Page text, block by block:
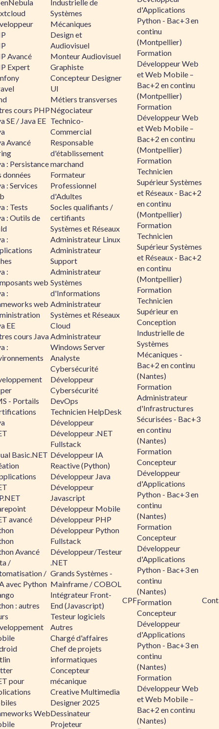
Avancé
Expert
cours PHP
SE / Java EE
Avancé
: Persistance
données
: Services
: Tests
: Outils de
:
:
web
:
web
EE
cours Java
:
- Portails
Basic.NET
avancé
Avancé
/
/
avec Python
: autres
pour
Web
Industrielle de
Systèmes
Mécaniques
Design et
Audiovisuel
Monteur Audiovisuel
Graphiste
Concepteur Designer
UI
Métiers transverses
Négociateur
Technico-
Commercial
Responsable
d'établissement
marchand
Formateur
Professionnel
d'Adultes
Socles qualifiants /
certifiants
Systèmes et Réseaux
Administrateur Linux
Administrateur
Support
Administrateur
Systèmes
d'Informations
Administrateur
Systèmes et Réseaux
Cloud
Administrateur
Windows Server
Analyste
Cybersécurité
Développeur
Cybersécurité
DevOps
Technicien HelpDesk
Développeur
Développeur .NET
Fullstack
Développeur IA
Reactive (Python)
Développeur Java
Développeur
Javascript
Développeur Mobile
Développeur PHP
Développeur Python
Fullstack
Développeur/Testeur
.NET
Grands Systèmes -
Mainframe / COBOL
Intégrateur Front-
End (Javascript)
Testeur logiciels
Autres
Chargé d'affaires
Chef de projets
informatiques
Concepteur
mécanique
Creative Multimedia
Designer 2025
Dessinateur
Projeteur
CPF
d'Applications
Python - Bac+3 en
continu
(Montpellier)
Formation
Développeur Web
et Web Mobile –
Bac+2 en continu
(Montpellier)
Formation
Développeur Web
et Web Mobile –
Bac+2 en continu
(Montpellier)
Formation
Technicien
Supérieur Systèmes
et Réseaux - Bac+2
en continu
(Montpellier)
Formation
Technicien
Supérieur Systèmes
et Réseaux - Bac+2
en continu
(Montpellier)
Formation
Technicien
Supérieur en
Conception
Industrielle de
Systèmes
Mécaniques -
Bac+2 en continu
(Nantes)
Formation
Administrateur
d'Infrastructures
Sécurisées - Bac+3
en continu
(Nantes)
Formation
Concepteur
Développeur
d'Applications
Python - Bac+3 en
continu
(Nantes)
Formation
Concepteur
Développeur
d'Applications
Python - Bac+3 en
continu
(Nantes)
Formation
Concepteur
Développeur
d'Applications
Python - Bac+3 en
continu
(Nantes)
Formation
Développeur Web
et Web Mobile –
Bac+2 en continu
(Nantes)